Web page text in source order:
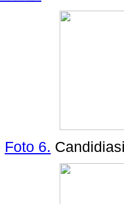
Foto 6.